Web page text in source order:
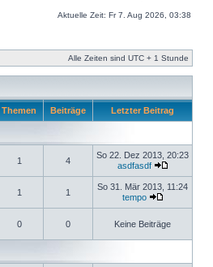
Aktuelle Zeit: Fr 7. Aug 2026, 03:38
Alle Zeiten sind UTC + 1 Stunde
Themen Beiträge Letzter Beitrag
1 4
So 22. Dez 2013, 20:23
asdfasdf
1 1
So 31. Mär 2013, 11:24
tempo
0 0 Keine Beiträge